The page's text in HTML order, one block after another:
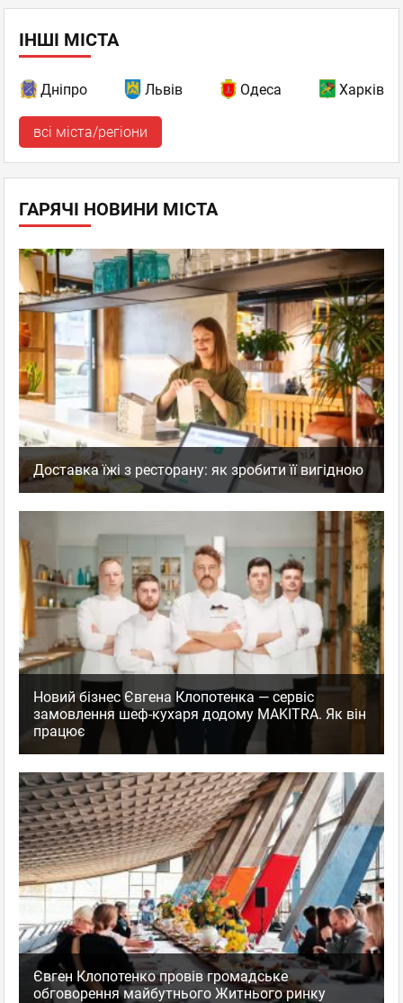
ІНШІ МІСТА
Дніпро Львів Одеса Харків
всі міста/регіони
ГАРЯЧІ НОВИНИ МІСТА
Доставка їжі з ресторану: як зробити її вигідною
Новий бізнес Євгена Клопотенка — сервіс
замовлення шеф-кухаря додому MAKITRA. Як він
працює
Євген Клопотенко провів громадське
обговорення майбутнього Житнього ринку